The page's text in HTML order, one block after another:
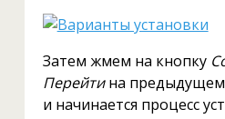
Затем жмем на кнопку
Перейтина
и начинается процесс